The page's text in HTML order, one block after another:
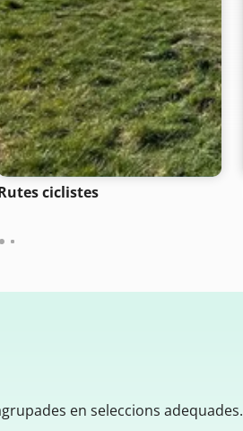
ciclistes
en seleccions adequades.